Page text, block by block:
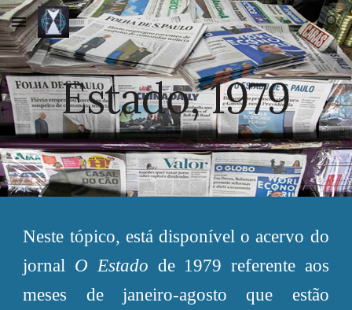
Skip to main content Skip to navigation
Estado, 1979
Neste tópico, está disponível o acervo do
jornal O Estado de 1979 referente aos
meses de janeiro-agostoque estão